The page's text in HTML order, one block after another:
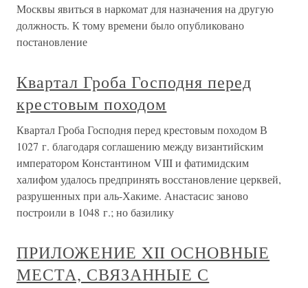
Москвы явиться в наркомат для назначения на другую
должность. К тому времени было опубликовано
постановление
Квартал Гроба Господня перед
крестовым походом
Квартал Гроба Господня перед крестовым походом В
1027 г. благодаря соглашению между византийским
императором Константином VIII и фатимидским
халифом удалось предпринять восстановление церквей,
разрушенных при аль-Хакиме. Анастасис заново
построили в 1048 г.; но базилику
ПРИЛОЖЕНИЕ XII ОСНОВНЫЕ
МЕСТА, СВЯЗАННЫЕ С